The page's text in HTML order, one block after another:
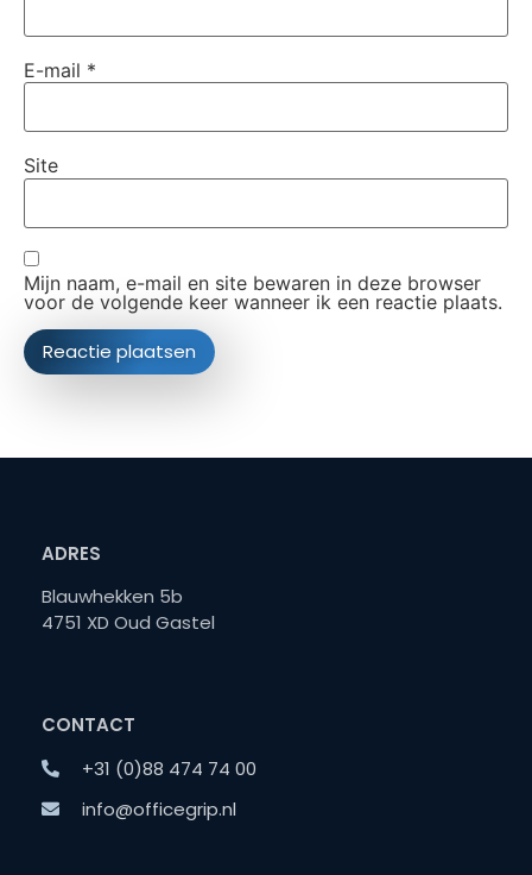
E-mail *
Site
Mijn naam, e-mail en site bewaren in deze browser
voor de volgende keer wanneer ik een reactie plaats.
ADRES
Blauwhekken 5b
4751 XD Oud Gastel
CONTACT
+31 (0)88 474 74 00
info@officegrip.nl